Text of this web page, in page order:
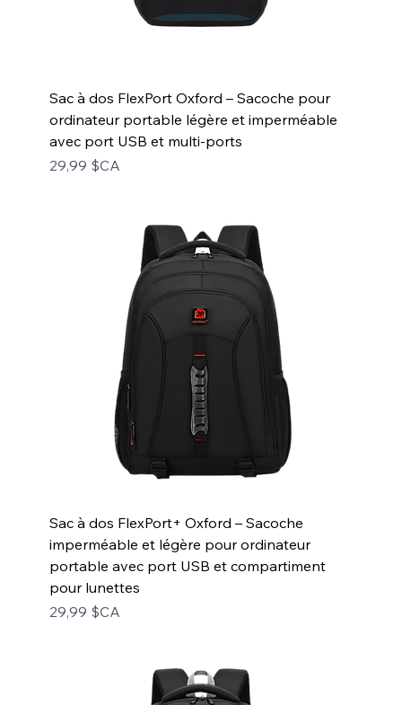
Sac à dos FlexPort Oxford – Sacoche pour
ordinateur portable légère et imperméable
avec port USB et multi-ports
Prix
29,99 $CA
Sac à dos FlexPort+ Oxford – Sacoche
imperméable et légère pour ordinateur
portable avec port USB et compartiment
pour lunettes
Prix
29,99 $CA